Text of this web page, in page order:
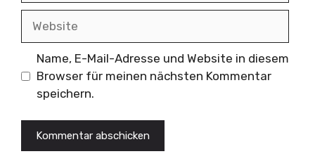
Name, E-Mail-Adresse und Website in diesem
Browser für meinen nächsten Kommentar
speichern.